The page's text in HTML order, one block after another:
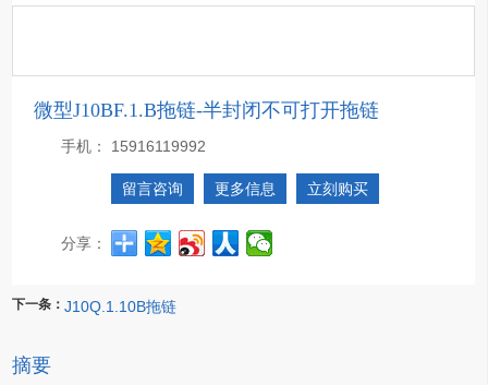
微型J10BF.1.B拖链-半封闭不可打开拖链
手机： 15916119992
留言咨询 更多信息 立刻购买
分享：
下一条： J10Q.1.10B拖链
摘要